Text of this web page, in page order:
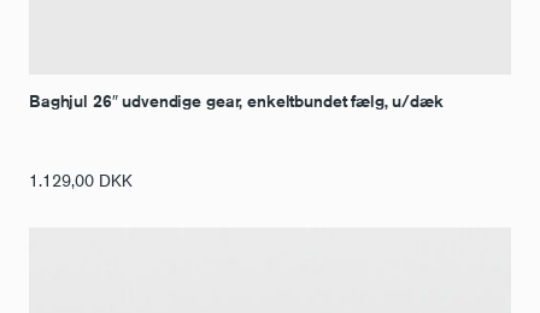
Baghjul 26″ udvendige gear, enkeltbundet fælg, u/dæk
1.129,00 DKK